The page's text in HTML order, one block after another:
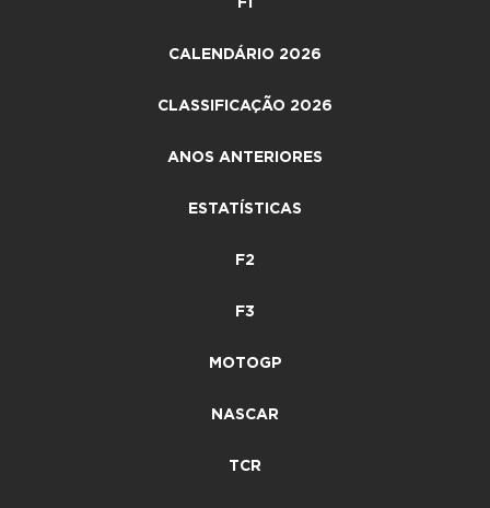
CALENDÁRIO 2026
CLASSIFICAÇÃO 2026
ANOS ANTERIORES
ESTATÍSTICAS
F2
F3
MOTOGP
NASCAR
TCR